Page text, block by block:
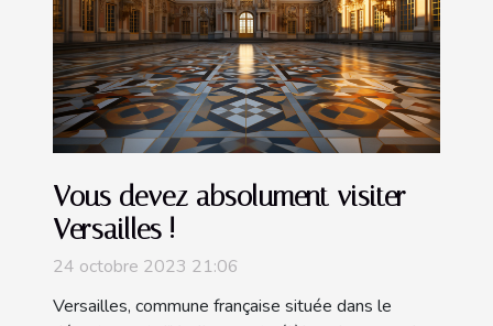
Vous devez absolument visiter
Versailles !
24 octobre 2023 21:06
Versailles, commune française située dans le